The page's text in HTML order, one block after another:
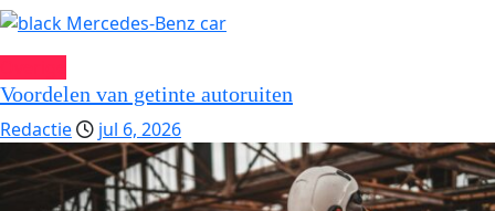
Voordelen van getinte autoruiten
Redactie
jul 6, 2026